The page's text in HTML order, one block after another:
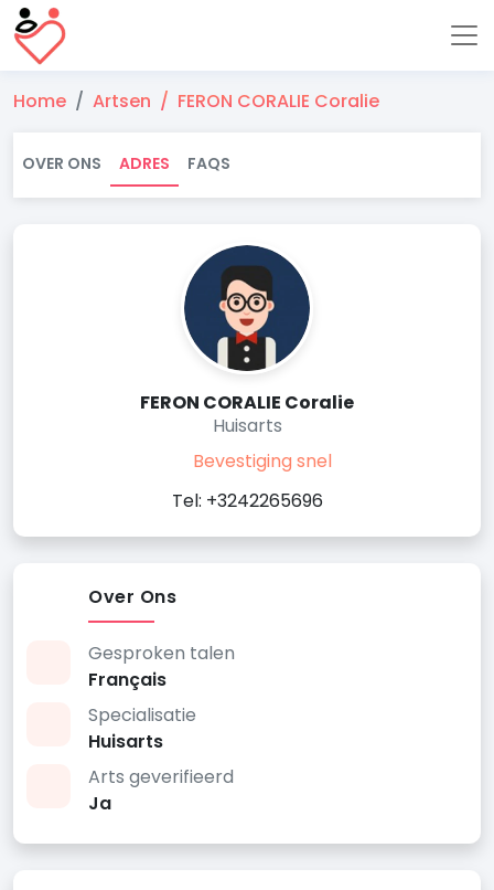
Home Artsen FERON CORALIE Coralie
OVER ONS ADRES FAQS
FERON CORALIE Coralie
Huisarts
Bevestiging snel
Tel: +3242265696
Over Ons
Gesproken talen
Français
Specialisatie
Huisarts
Arts geverifieerd
Ja